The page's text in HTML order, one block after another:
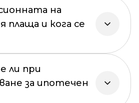
на
плаща и кога се
ли при
за ипотечен